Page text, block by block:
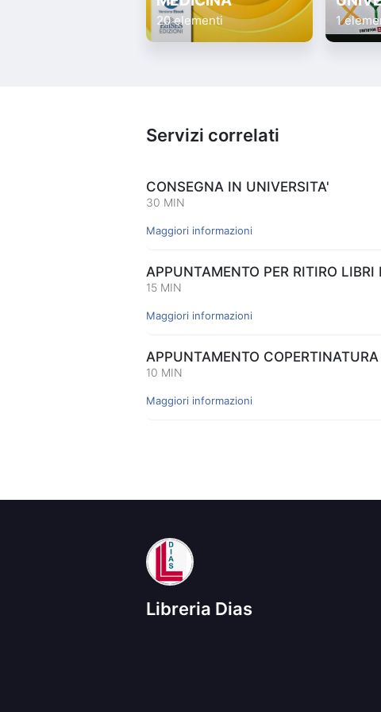
20 elementi 1
Servizi correlati
CONSEGNA IN UNIVERSITA'
30 MIN
Maggiori informazioni
APPUNTAMENTO PER RITIRO
15 MIN
Maggiori informazioni
APPUNTAMENTO
10 MIN
Maggiori informazioni
Libreria Dias